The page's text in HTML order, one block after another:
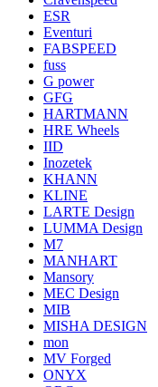
ESR
Eventuri
FABSPEED
fuss
G power
GFG
HARTMANN
HRE Wheels
IID
Inozetek
KHANN
KLINE
LARTE Design
LUMMA Design
M7
MANHART
Mansory
MEC Design
MIB
MISHA DESIGN
mon
MV Forged
ONYX